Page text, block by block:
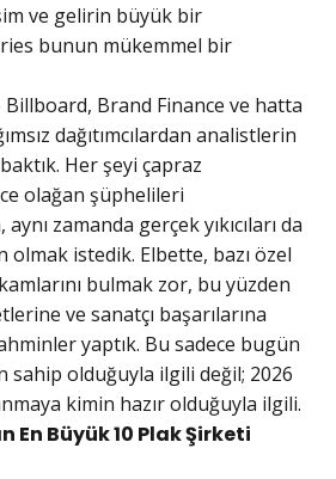
ve gelirin büyük bir
bunun mükemmel bir
Billboard, Brand Finance ve hatta
dağıtımcılardan analistlerin
Her şeyi çapraz
olağan şüphelileri
aynı zamanda gerçek yıkıcıları da
olmak istedik. Elbette, bazı özel
bulmak zor, bu yüzden
ve sanatçı başarılarına
yaptık. Bu sadece bugün
sahip olduğuyla ilgili değil; 2026
kimin hazır olduğuyla ilgili.
En Büyük 10 Plak Şirketi